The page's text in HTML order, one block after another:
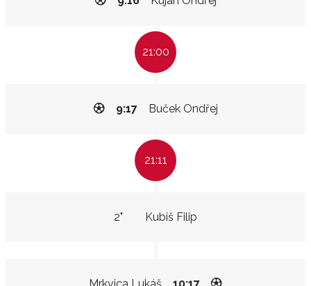
21:00
Buček Ondřej
9:17
21:11
Kubiš Filip
2"